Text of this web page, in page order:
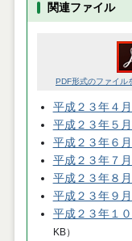
関連ファイル
PDF形式のファイル
平成２３年４
平成２３年５
平成２３年６
平成２３年７
平成２３年８
平成２３年９
平成２３年１
KB）